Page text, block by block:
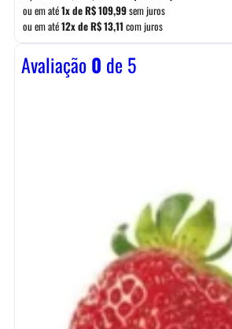
ou em até1x deR$109,99sem juros
ou em até12x deR$13,11 com juros
Avaliação0 de 5